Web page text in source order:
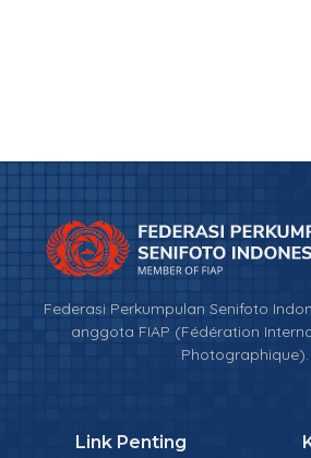
Federasi Perkumpulan Senifoto
anggota FIAP (Fédération
Photographique).
Link Penting